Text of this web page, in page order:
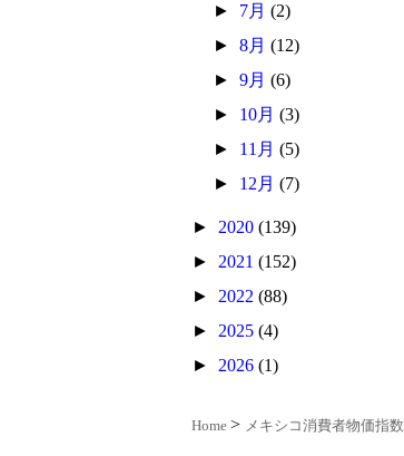
► 7月(2)
►8月(12)
►9月(6)
► 10月(3)
► 11月(5)
► 12月(7)
► 2020 (139)
► 2021 (152)
► 2022 (88)
► 2025 (4)
► 2026 (1)
Home メキシコ消費者物価指数